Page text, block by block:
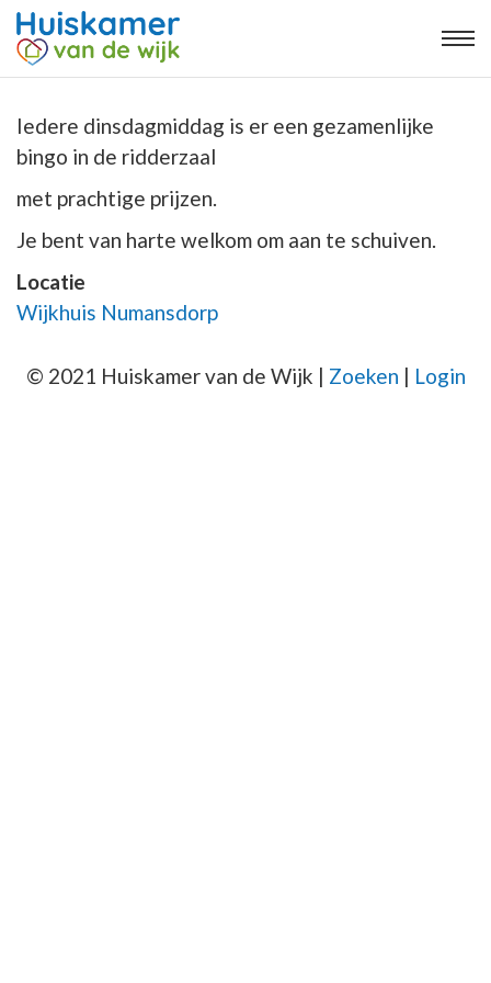
Iedere dinsdagmiddag is er een gezamenlijke
bingo in de ridderzaal
met prachtige prijzen.
Je bent van harte welkom om aan te schuiven.
Locatie
Wijkhuis Numansdorp
© 2021 Huiskamer van de Wijk | Zoeken | Login